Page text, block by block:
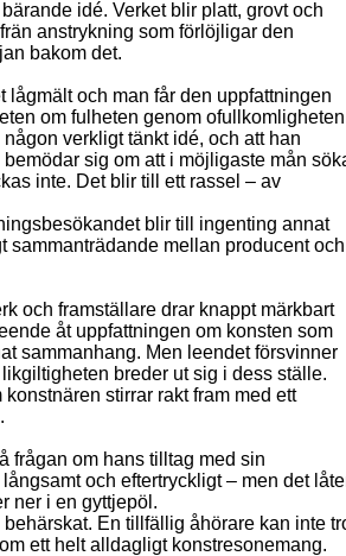
idé. Verket blir platt, grovt och
anstrykning som förlöjligar den
bakom det.
lågmält och man får den uppfattningen
om fulheten genom ofullkomligheten
verkligt tänkt idé, och att han
sig om att i möjligaste mån
inte. Det blir till ett rassel – av
blir till ingenting annat
sammanträdande mellan producent och
och framställare drar knappt märkbart
åt uppfattningen om konsten som
sammanhang. Men leendet försvinner
breder ut sig i dess ställe.
konstnären stirrar rakt fram med ett
frågan om hans tilltag med sin
och eftertryckligt – men det
ner i en gyttjepöl.
En tillfällig åhörare kan inte
ett helt alldagligt konstresonemang.